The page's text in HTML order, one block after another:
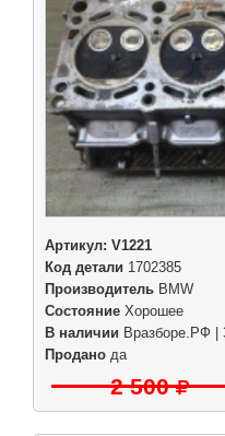
Артикул: V1221
Код детали 1702385
Производитель BMW
Состояние Хорошее
В наличии Вразборе.РФ |
Продано да
2 500